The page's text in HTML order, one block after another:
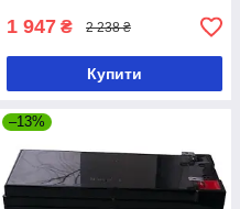
1 947 ₴ 2 238 ₴
Купити
–13%